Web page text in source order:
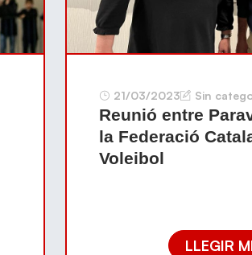
21/03/2023 Sin
Reunió entre
la Federació
Voleibol
LLEGIR